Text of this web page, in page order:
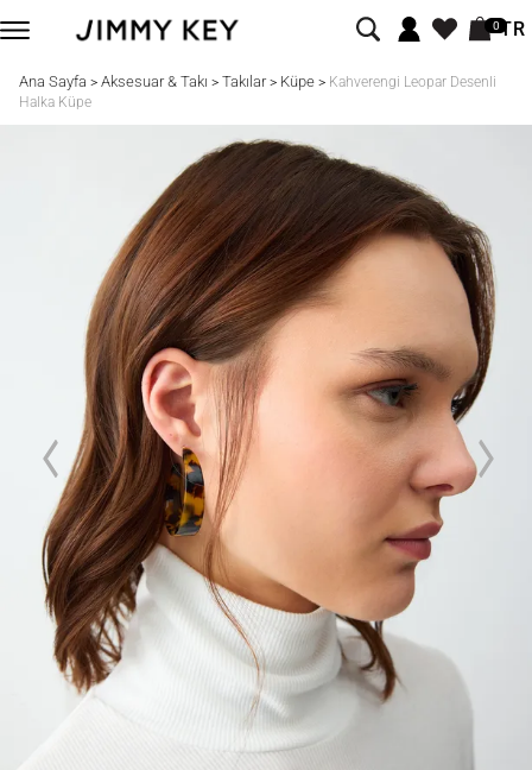
0TR
Ana Sayfa > Aksesuar & Takı > Takılar> Küpe> Kahverengi Leopar Desenli
Halka Küpe